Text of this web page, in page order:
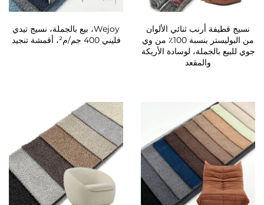
نسيج قطيفة أرنب ثنائي الألوان
من البوليستر بنسبة 100٪ من وي
جوي للبيع بالجملة، لوسادة الأريكة
والمقعد
Wejoy، بيع بالجملة، نسيج تيدي
فليني 400 جم/م²، أقمشة تنجيد